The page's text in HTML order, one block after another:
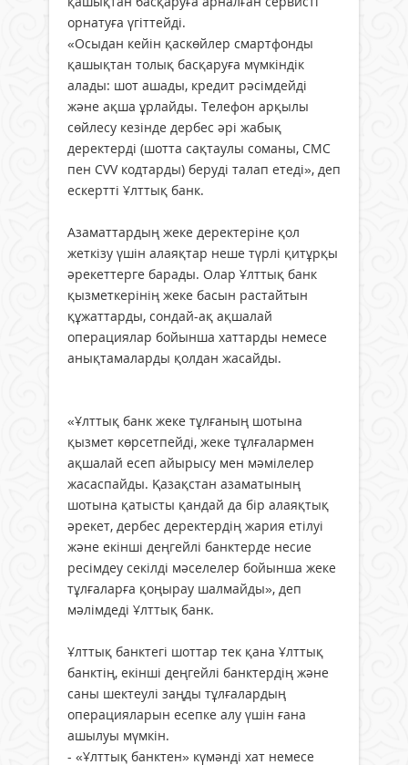
орнатуға үгіттейді.
«Осыдан кейін қаскөйлер смартфонды
қашықтан толық басқаруға мүмкіндік
алады: шот ашады, кредит рәсімдейді
және ақша ұрлайды. Телефон арқылы
сөйлесу кезінде дербес әрі жабық
деректерді (шотта сақтаулы соманы, СМС
пен CVV кодтарды) беруді талап етеді», деп
ескертті Ұлттық банк.
Азаматтардың жеке деректеріне қол
жеткізу үшін алаяқтар неше түрлі қитұрқы
әрекеттерге барады. Олар Ұлттық банк
қызметкерінің жеке басын растайтын
құжаттарды, сондай-ақ ақшалай
операциялар бойынша хаттарды немесе
анықтамаларды қолдан жасайды.
«Ұлттық банк жеке тұлғаның шотына
қызмет көрсетпейді, жеке тұлғалармен
ақшалай есеп айырысу мен мәмілелер
жасаспайды. Қазақстан азаматының
шотына қатысты қандай да бір алаяқтық
әрекет, дербес деректердің жария етілуі
және екінші деңгейлі банктерде несие
ресімдеу секілді мәселелер бойынша жеке
тұлғаларға қоңырау шалмайды», деп
мәлімдеді Ұлттық банк.
Ұлттық банктегі шоттар тек қана Ұлттық
банктің, екінші деңгейлі банктердің және
саны шектеулі заңды тұлғалардың
операцияларын есепке алу үшін ғана
ашылуы мүмкін.
- «Ұлттық банктен» күмәнді хат немесе